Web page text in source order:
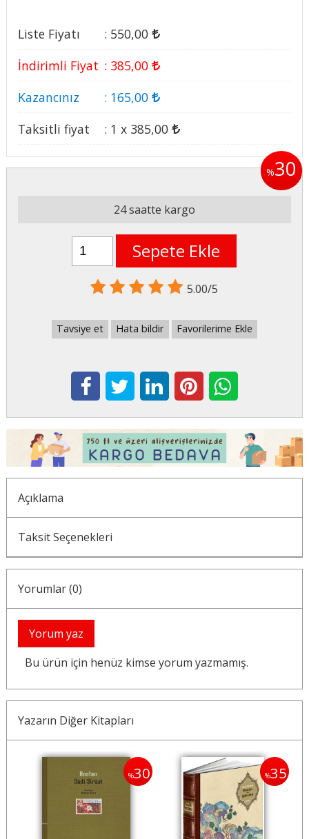
Liste Fiyatı : 550,00
İndirimli Fiyat : 385,00
Kazancınız
: 165,00
Taksitli fiyat
: 1 x 385,00
%30
24 saatte kargo
Sepete Ekle
5.00/5
Tavsiye et Hata bildir Favorilerime Ekle
Açıklama
Taksit Seçenekleri
Yorumlar (0)
Yorum yaz
Bu ürün için henüz kimse yorum yazmamış.
Yazarın Diğer Kitapları
%30 %35